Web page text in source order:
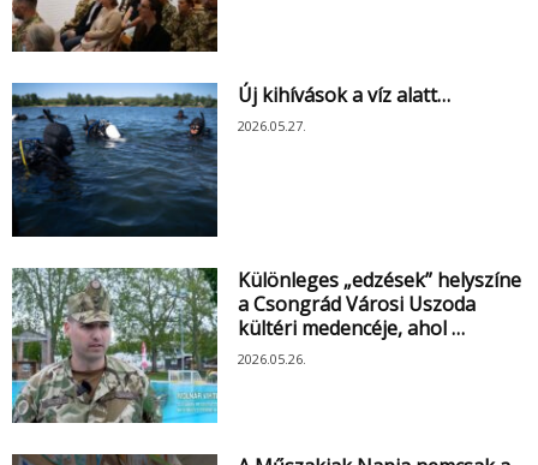
Új kihívások a víz alatt…
2026.05.27.
Különleges „edzések” helyszíne
a Csongrád Városi Uszoda
kültéri medencéje, ahol …
2026.05.26.